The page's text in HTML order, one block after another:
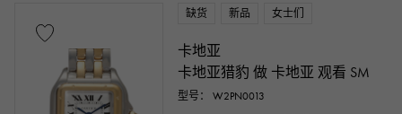
缺货 新品 女士们
卡地亚
卡地亚猎豹 做 卡地亚 观看 SM
型号： W2PN0013